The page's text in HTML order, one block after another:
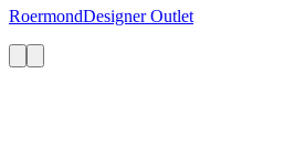
RoermondDesigner Outlet